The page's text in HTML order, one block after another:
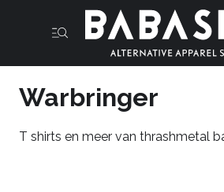
Warbringer
T shirts en meer van thrashmetal